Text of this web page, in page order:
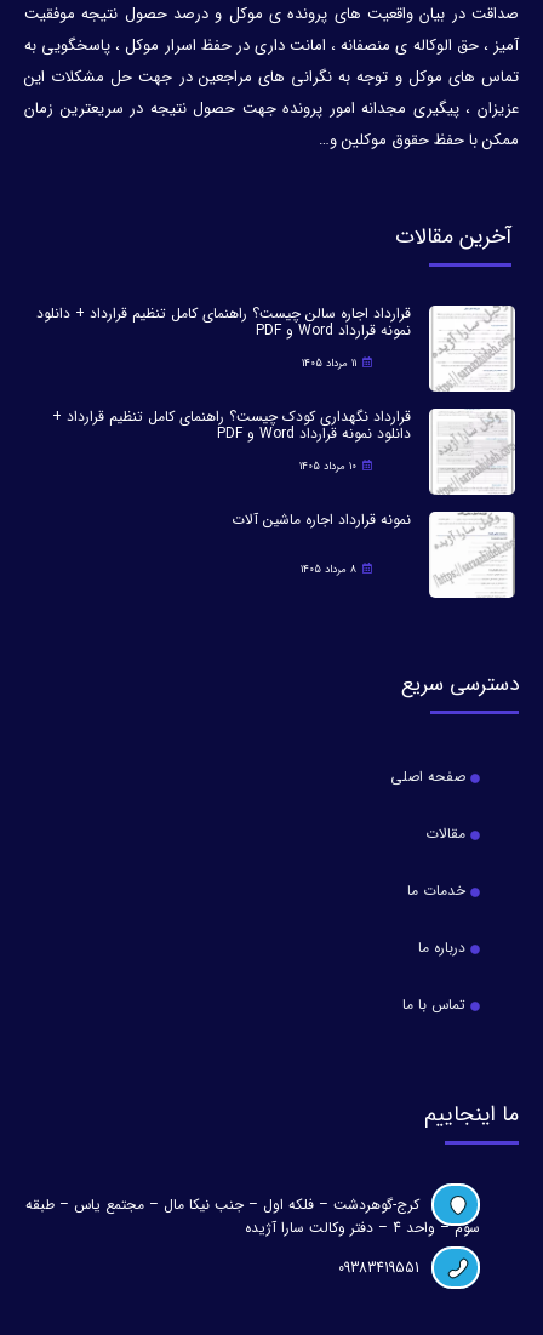
صداقت در بیان واقعیت های پرونده ی موکل و درصد حصول نتیجه موفقیت
آمیز ، حق الوکاله ی منصفانه ، امانت داری در حفظ اسرار موکل ، پاسخگویی به
تماس های موکل و توجه به نگرانی های مراجعین در جهت حل مشکلات این
عزیزان ، پیگیری مجدانه امور پرونده جهت حصول نتیجه در سریعترین زمان
ممکن با حفظ حقوق موکلین و…
آخرین مقالات
قرارداد اجاره سالن چیست؟ راهنمای کامل تنظیم قرارداد + دانلود
نمونه قرارداد Word و PDF
11 مرداد 1405
قرارداد نگهداری کودک چیست؟ راهنمای کامل تنظیم قرارداد +
دانلود نمونه قرارداد Word و PDF
10 مرداد 1405
نمونه قرارداد اجاره ماشین آلات
8 مرداد 1405
دسترسی سریع
صفحه اصلی
مقالات
خدمات ما
درباره ما
تماس با ما
ما اینجاییم
کرج-گوهردشت – فلکه اول – جنب نیکا مال – مجتمع یاس – طبقه
سوم – واحد 4 – دفتر وکالت سارا آژیده
09383419551